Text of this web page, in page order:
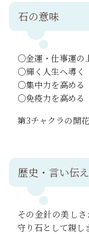
石の意味
○金運・仕事運の
○輝く人生へ導く
○集中力を高める
○免疫力を高める
第3チャクラの開
歴史・言い伝え
その金針の美し
守り石として親し